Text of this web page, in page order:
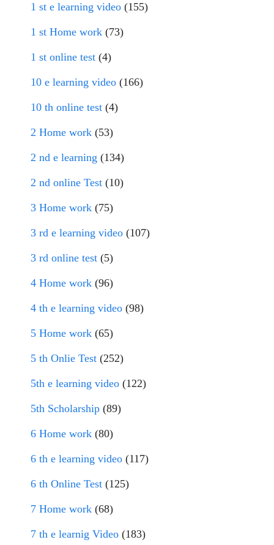
1 st e learning video (155)
1 st Home work (73)
1 st online test (4)
10 e learning video (166)
10 th online test (4)
2 Home work (53)
2 nd e learning (134)
2 nd online Test (10)
3 Home work (75)
3 rd e learning video (107)
3 rd online test (5)
4 Home work (96)
4 th e learning video (98)
5 Home work (65)
5 th Onlie Test (252)
5th e learning video (122)
5th Scholarship (89)
6 Home work (80)
6 th e learning video (117)
6 th Online Test (125)
7 Home work (68)
7 th e learnig Video (183)